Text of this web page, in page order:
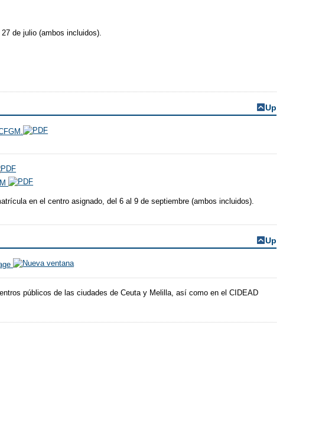
de julio (ambos incluidos).
Up
en el centro asignado, del 6 al 9 de septiembre (ambos incluidos).
Up
públicos de las ciudades de Ceuta y Melilla, así como en el CIDEAD